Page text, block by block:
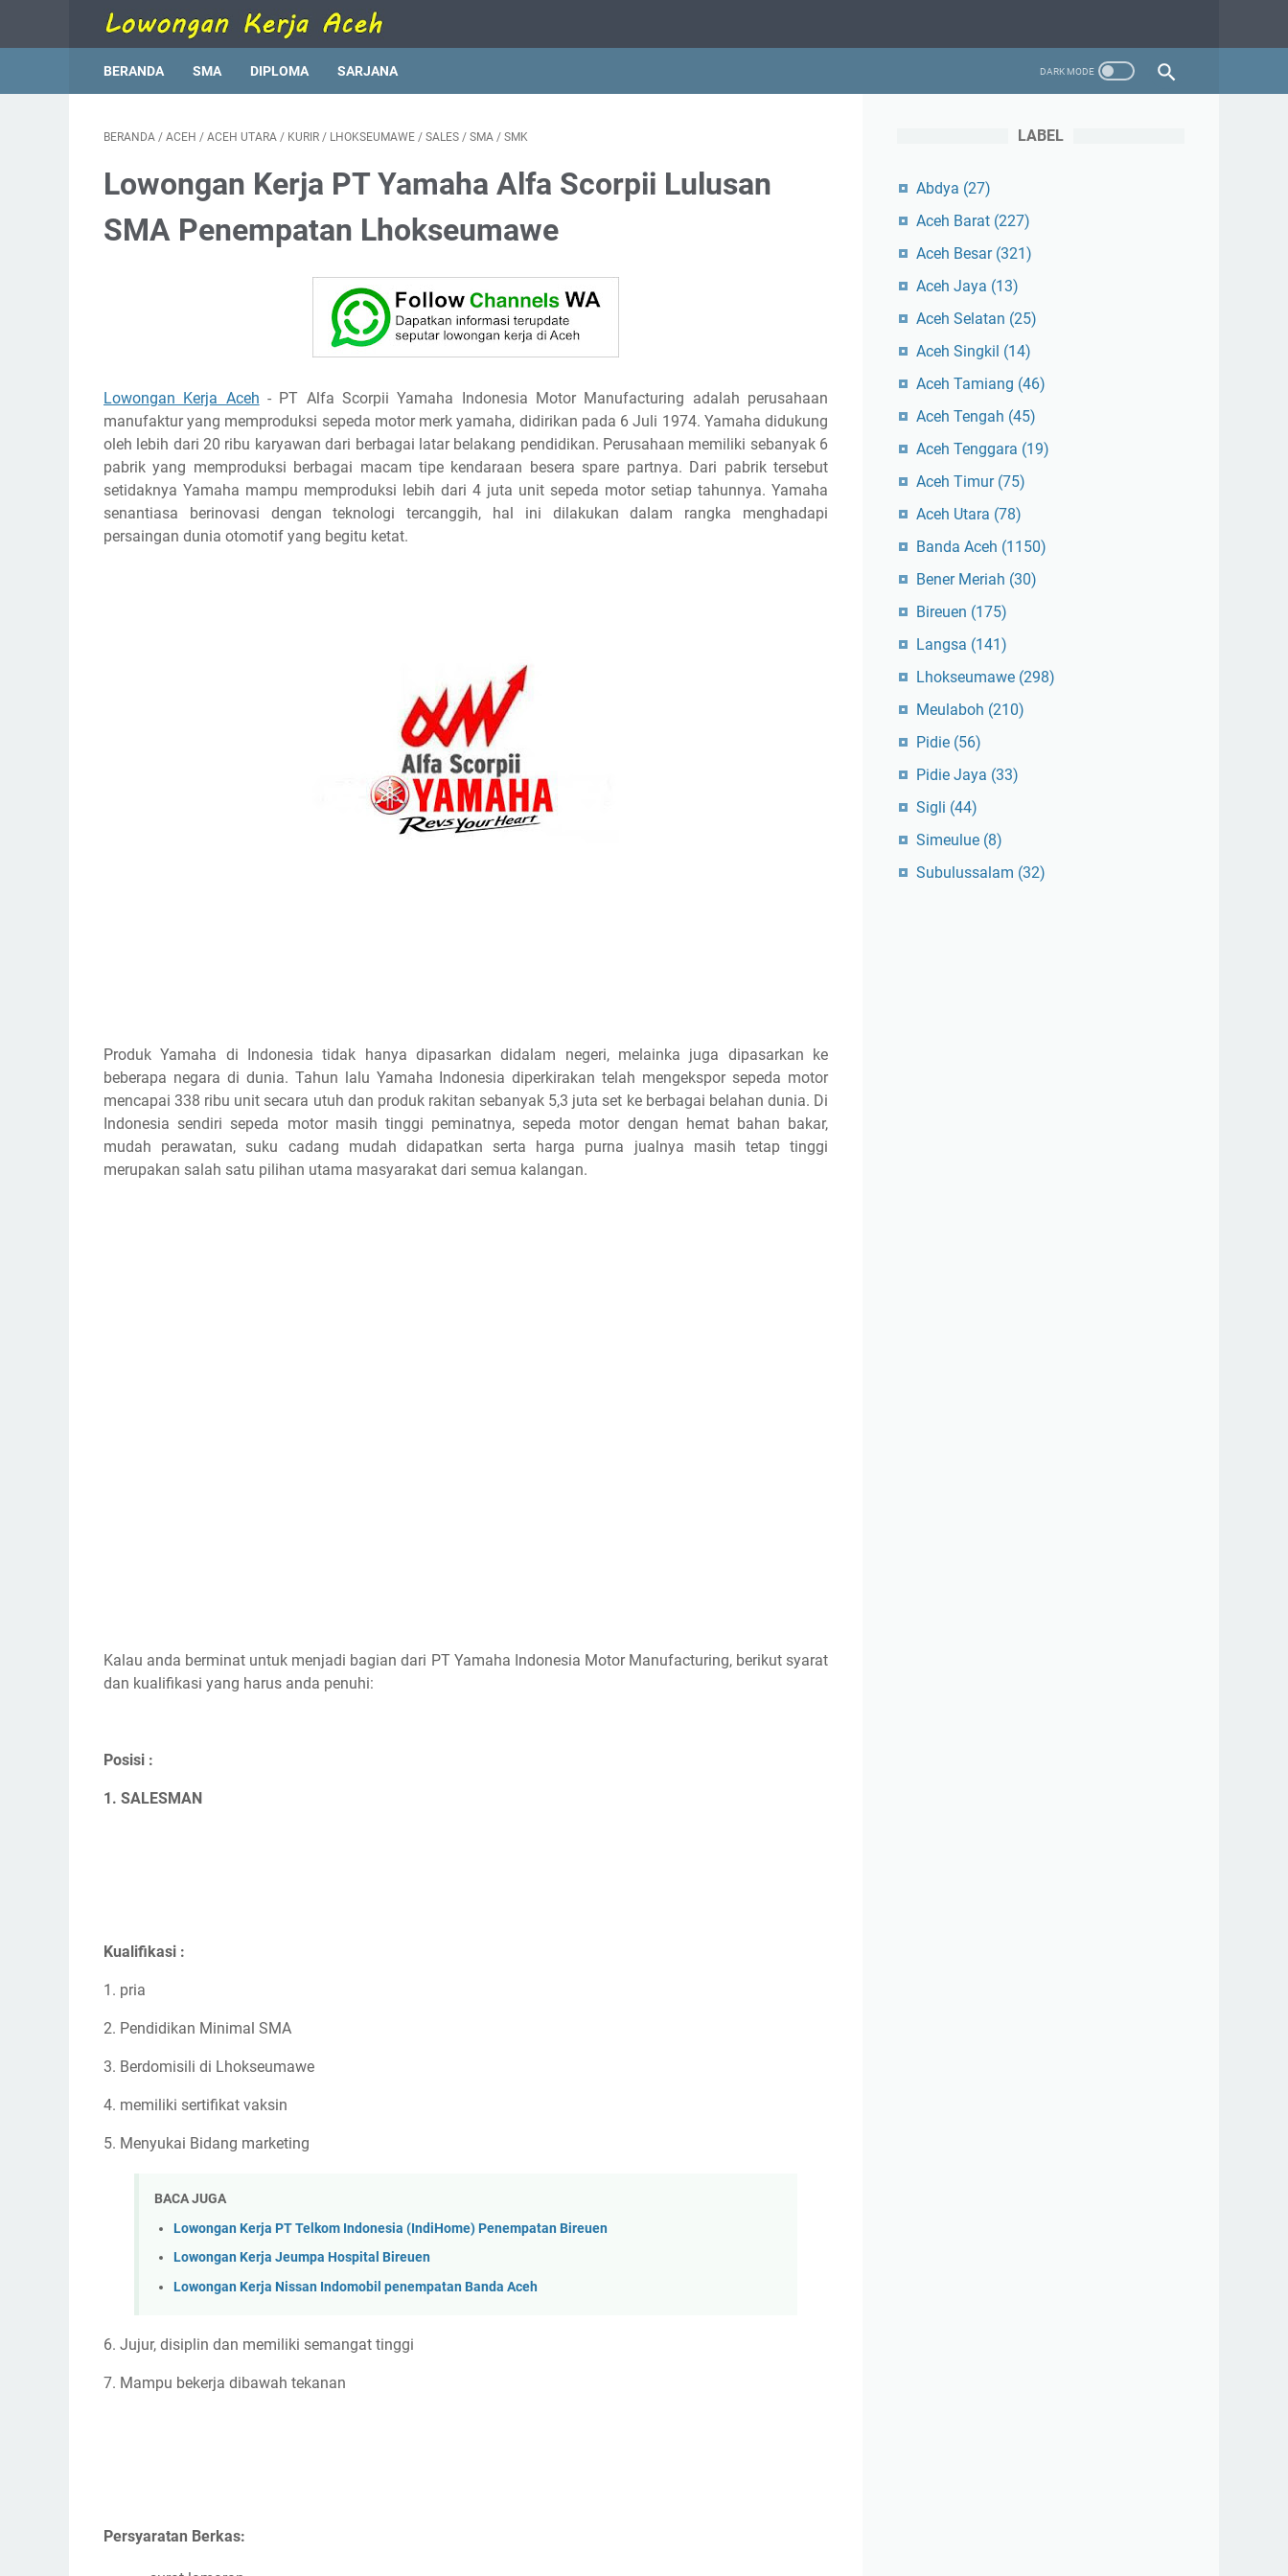
BERANDA SMA DIPLOMA SARJANA
BERANDA / ACEH / ACEH UTARA / KURIR / LHOKSEUMAWE / SALES / SMA / SMK
Lowongan Kerja PT Yamaha Alfa Scorpii Lulusan
SMA Penempatan Lhokseumawe
Lowongan Kerja Aceh - PT Alfa Scorpii Yamaha Indonesia Motor Manufacturing adalah perusahaan
manufaktur yang memproduksi sepeda motor merk yamaha, didirikan pada 6 Juli 1974. Yamaha didukung
oleh lebih dari 20 ribu karyawan dari berbagai latar belakang pendidikan. Perusahaan memiliki sebanyak 6
pabrik yang memproduksi berbagai macam tipe kendaraan besera spare partnya. Dari pabrik tersebut
setidaknya Yamaha mampu memproduksi lebih dari 4 juta unit sepeda motor setiap tahunnya. Yamaha
senantiasa berinovasi dengan teknologi tercanggih, hal ini dilakukan dalam rangka menghadapi
persaingan dunia otomotif yang begitu ketat.
Produk Yamaha di Indonesia tidak hanya dipasarkan didalam negeri, melainka juga dipasarkan ke
beberapa negara di dunia. Tahun lalu Yamaha Indonesia diperkirakan telah mengekspor sepeda motor
mencapai 338 ribu unit secara utuh dan produk rakitan sebanyak 5,3 juta set ke berbagai belahan dunia. Di
Indonesia sendiri sepeda motor masih tinggi peminatnya, sepeda motor dengan hemat bahan bakar,
mudah perawatan, suku cadang mudah didapatkan serta harga purna jualnya masih tetap tinggi
merupakan salah satu pilihan utama masyarakat dari semua kalangan.
Kalau anda berminat untuk menjadi bagian dari PT Yamaha Indonesia Motor Manufacturing, berikut syarat
dan kualifikasi yang harus anda penuhi:
Posisi :
1. SALESMAN
Kualifikasi :
1. pria
2. Pendidikan Minimal SMA
3. Berdomisili di Lhokseumawe
4. memiliki sertifikat vaksin
5. Menyukai Bidang marketing
BACA JUGA
Lowongan Kerja PT Telkom Indonesia (IndiHome) Penempatan Bireuen
Lowongan Kerja Jeumpa Hospital Bireuen
Lowongan Kerja Nissan Indomobil penempatan Banda Aceh
6. Jujur, disiplin dan memiliki semangat tinggi
7. Mampu bekerja dibawah tekanan
Persyaratan Berkas:
LABEL
Abdya (27)
Aceh Barat (227)
Aceh Besar (321)
Aceh Jaya (13)
Aceh Selatan (25)
Aceh Singkil (14)
Aceh Tamiang (46)
Aceh Tengah (45)
Aceh Tenggara (19)
Aceh Timur (75)
Aceh Utara (78)
Banda Aceh (1150)
Bener Meriah (30)
Bireuen (175)
Langsa (141)
Lhokseumawe (298)
Meulaboh (210)
Pidie (56)
Pidie Jaya (33)
Sigli (44)
Simeulue (8)
Subulussalam (32)